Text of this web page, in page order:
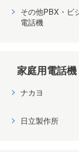
その他PBX・ビ
電話機
家庭用電話
ナカヨ
日立製作所